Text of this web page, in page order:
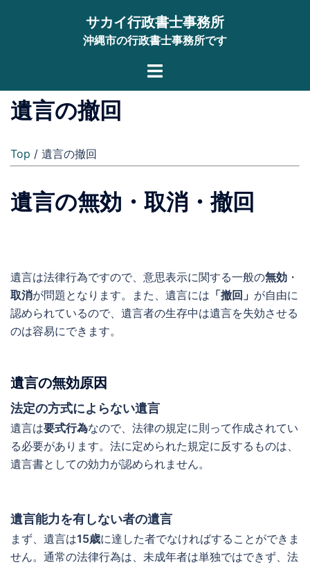
サカイ行政書士事務所
沖縄市の行政書士事務所です
ト
遺言の撤回
Top / 遺言の撤回
遺言の無効・取消・撤回
遺言は法律行為ですので、意思表示に関する一般の無効 ・
取消が問題となります。また、遺言には 「撤回」 が自由に
認められているので、遺言者の生存中は遺言を失効させる
のは容易にできます。
遺言の無効原因
法定の方式によらない遺言
遺言は要式行為なので、法律の規定に則って作成されてい
る必要があります。法に定められた規定に反するものは、
遺言書としての効力が認められません。
遺言能力を有しない者の遺言
まず、遺言は15歳に達した者でなければすることができま
せん。通常の法律行為は、未成年者は単独ではできず、法